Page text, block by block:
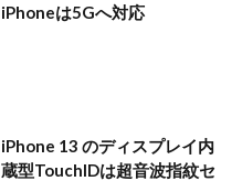
iPhoneは5Gへ対応
iPhone 13 のディスプレイ内
蔵型TouchIDは超音波指紋セ